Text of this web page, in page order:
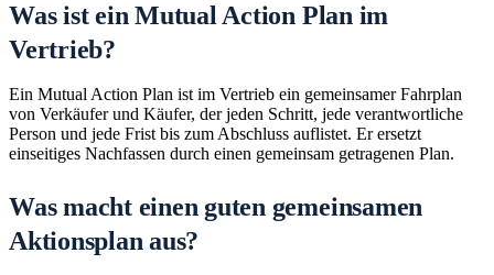
Was ist ein Mutual Action Plan im
Vertrieb?
Ein Mutual Action Plan ist im Vertrieb ein gemeinsamer Fahrplan
von Verkäufer und Käufer, der jeden Schritt, jede verantwortliche
Person und jede Frist bis zum Abschluss auflistet. Er ersetzt
einseitiges Nachfassen durch einen gemeinsam getragenen Plan.
Was macht einen guten gemeinsamen
Aktionsplan aus?